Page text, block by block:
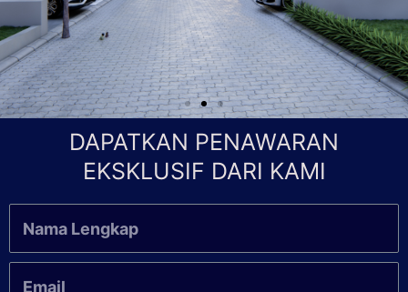
DAPATKAN PENAWARAN
EKSKLUSIF DARI KAMI